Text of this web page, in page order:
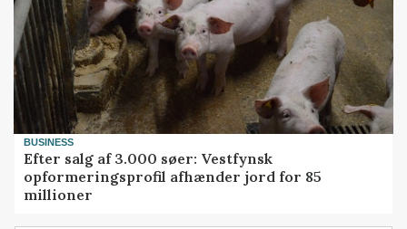
BUSINESS
Efter salg af 3.000 søer: Vestfynsk
opformeringsprofil afhænder jord for 85
millioner